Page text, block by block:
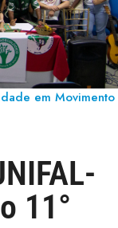
em Movimento
11°